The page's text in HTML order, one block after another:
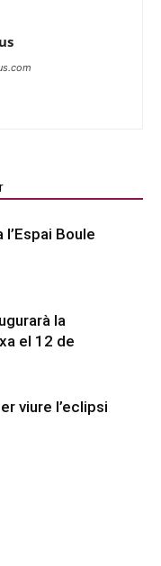
Boule
la
el 12 de
viure l’eclipsi